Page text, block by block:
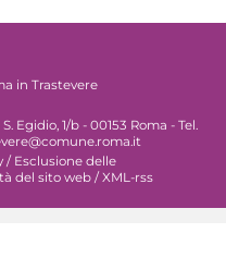
in Trastevere
Egidio, 1/b - 00153 Roma - Tel.
/ Esclusione delle
del sito web / XML-rss